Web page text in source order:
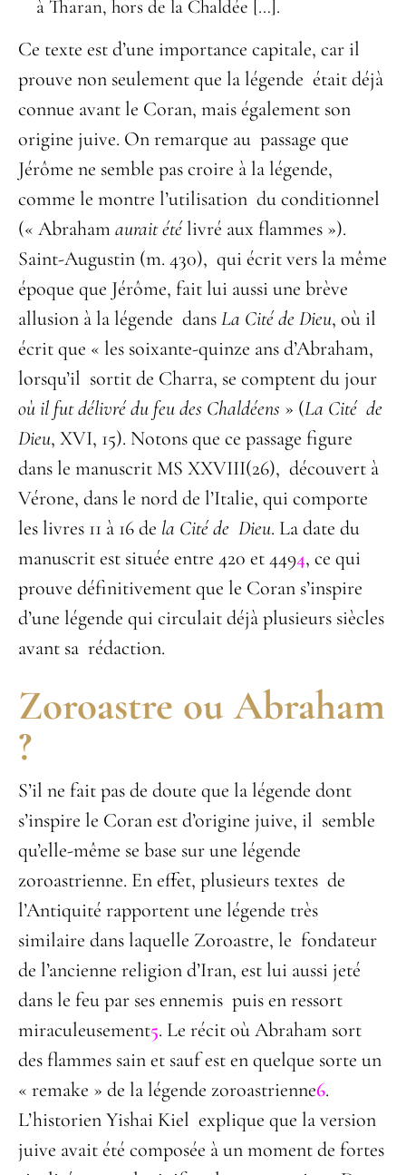
à Tharan, hors de la Chaldée […].
Ce texte est d’une importance capitale, car il
prouve non seulement que la légende était déjà
connue avant le Coran, mais également son
origine juive. On remarque au passage que
Jérôme ne semble pas croire à la légende,
comme le montre l’utilisation du conditionnel
(« Abrahamaurait étélivré aux flammes »).
Saint-Augustin (m. 430), qui écrit vers la même
époque que Jérôme, fait lui aussi une brève
allusion à la légende dansLa Cité de Dieu, où il
écrit que « les soixante-quinze ans d’Abraham,
lorsqu’il sortit de Charra, se comptent du jour
où il fut délivré du feu des Chaldéens » (La Cité de
Dieu, XVI, 15). Notons que ce passage figure
dans le manuscrit MS XXVIII(26), découvert à
Vérone, dans le nord de l’Italie, qui comporte
les livres 11 à 16 de la Cité de Dieu. La date du
manuscrit est située entre 420 et 4494, ce qui
prouve définitivement que le Coran s’inspire
d’une légende qui circulait déjà plusieurs siècles
avant sa rédaction.
Zoroastre ou Abraham
?
S’il ne fait pas de doute que la légende dont
s’inspire le Coran est d’origine juive, il semble
qu’elle-même se base sur une légende
zoroastrienne. En effet, plusieurs textes de
l’Antiquité rapportent une légende très
similaire dans laquelle Zoroastre, le fondateur
de l’ancienne religion d’Iran, est lui aussi jeté
dans le feu par ses ennemis puis en ressort
miraculeusement5. Le récit où Abraham sort
des flammes sain et sauf est en quelque sorte un
« remake » de la légende zoroastrienne6.
L’historien Yishai Kiel explique que la version
juive avait été composée à un moment de fortes